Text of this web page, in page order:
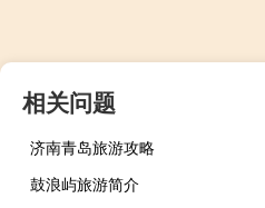
相关问题
济南青岛旅游攻略
鼓浪屿旅游简介